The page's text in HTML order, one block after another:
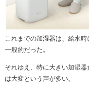
これまでの加湿器は、給水
一般的だった。
それゆえ、特に大きい加湿
は大変という声が多い。